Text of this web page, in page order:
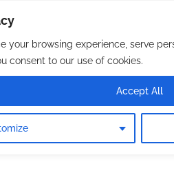
your browsing experience, serve
consent to our use of cookies.
Accept All
Pfarreie